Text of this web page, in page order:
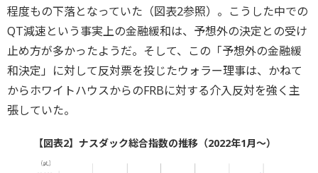
程度もの下落となっていた（図表2参照）。こうした中での
QT減速という事実上の金融緩和は、予想外の決定との受け
止め方が多かったようだ。そして、この「予想外の金融緩
和決定」に対して反対票を投じたウォラー理事は、かねて
からホワイトハウスからのFRBに対する介入反対を強く主
張していた。
【図表2】ナスダック総合指数の推移（2022年1月～）